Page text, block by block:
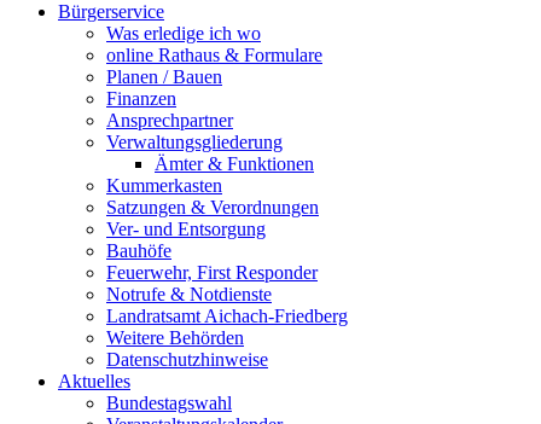
Bürgerservice
Was erledige ich wo
online Rathaus & Formulare
Planen / Bauen
Finanzen
Ansprechpartner
Verwaltungsgliederung
Ämter & Funktionen
Kummerkasten
Satzungen & Verordnungen
Ver- und Entsorgung
Bauhöfe
Feuerwehr, First Responder
Notrufe & Notdienste
Landratsamt Aichach-Friedberg
Weitere Behörden
Datenschutzhinweise
Aktuelles
Bundestagswahl